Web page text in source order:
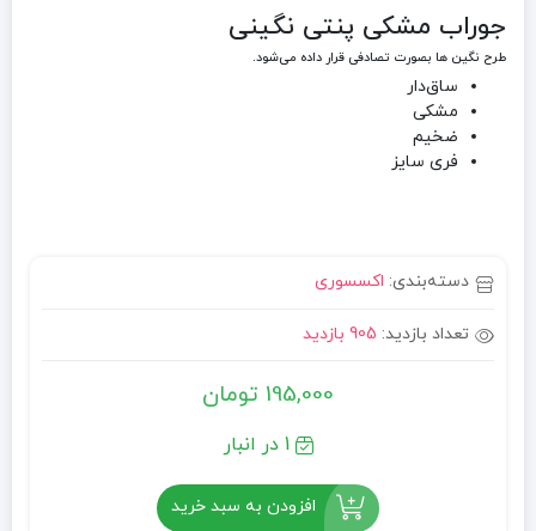
جوراب مشکی پنتی نگینی
طرح نگین ها بصورت تصادفی قرار داده می‌شود.
ساق‌دار
مشکی
ضخیم
فری سایز
دسته‌بندی: اکسسوری
تعداد بازدید: 905 بازدید
195,000 تومان
1 در انبار
افزودن به سبد خرید